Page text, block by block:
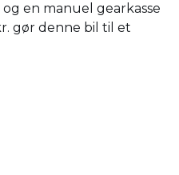
en manuel gearkasse
gør denne bil til et